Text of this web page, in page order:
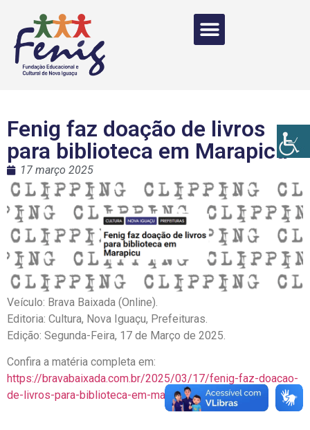
Fenig faz doação de livros
para biblioteca em Marapicu
17 março 2025
Veículo: Brava Baixada (Online).
Editoria: Cultura, Nova Iguaçu, Prefeituras.
Edição: Segunda-Feira, 17 de Março de 2025.
Confira a matéria completa em:
https://bravabaixada.com.br/2025/03/17/fenig-faz-doacao-
de-livros-para-biblioteca-em-marapicu/